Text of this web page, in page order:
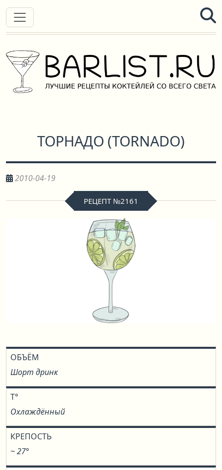
ТОРНАДО (TORNADO)
2010-04-19
РЕЦЕПТ №2161
ОБЪЁМ
Шорт дринк
T°
Охлаждённый
КРЕПОСТЬ
~ 27°